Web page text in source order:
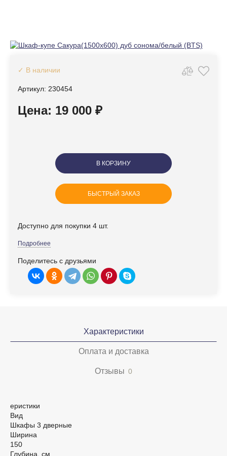
✓ В наличии
Артикул: 230454
Цена: 19 000 ₽
В КОРЗИНУ
БЫСТРЫЙ ЗАКАЗ
Доступно для покупки 4 шт.
Подробнее
Поделитесь с друзьями
Характеристики
Оплата и доставка
Отзывы 0
еристики
Вид
Шкафы 3 дверные
Ширина
150
Глубина, см